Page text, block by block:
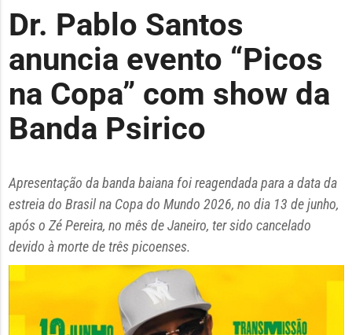
Dr. Pablo Santos
anuncia evento “Picos
na Copa” com show da
Banda Psirico
Apresentação da banda baiana foi reagendada para a data da
estreia do Brasil na Copa do Mundo 2026, no dia 13 de junho,
após o Zé Pereira, no mês de Janeiro, ter sido cancelado
devido à morte de três picoenses.